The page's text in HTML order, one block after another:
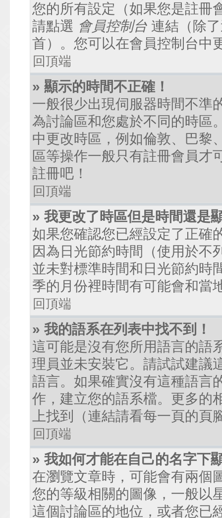
您的所有設定（如果您是註冊
請點選 會員控制台 連結（除
首）。您可以在會員控制台中
回頂端
» 顯示的時間不正確！
一般很少出現伺服器時間不準
為討論區和您處於不同的時區
中更改時區，例如倫敦、巴黎
區等操作一般只有註冊會員才
註冊吧！
回頂端
» 我更改了時區但是時間還是
如果您確認您已經設定了正確
因為日光節約時間（使用於不
並未對標準時間和日光節約時
季的月份裡時間有可能會和當
回頂端
» 我的語系在列表中找不到！
這可能是沒有您所用語言的語
理員並未安裝它。請試試建議
語言。如果確實沒有這種語言
作，建立您的語系檔。更多的
上找到（連結請看每一頁的頁
回頂端
» 我如何才能在自己的名字下
在瀏覽文章時，可能會有兩個
您的等級相關的圖像，一般以
這個討論區的地位，或者您已